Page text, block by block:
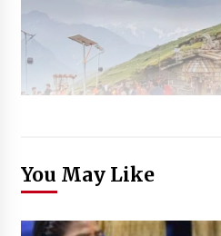
You May Like